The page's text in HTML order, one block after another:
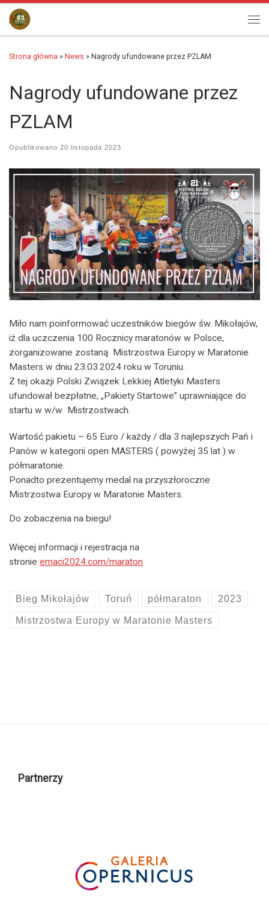
Przejdź do treści
Strona główna » News » Nagrody ufundowane przez PZLAM
Nagrody ufundowane przez
PZLAM
Opublikowano 20 listopada 2023
Miło nam poinformować uczestników biegów św. Mikołajów,
iż dla uczczenia 100 Rocznicy maratonów w Polsce,
zorganizowane zostaną Mistrzostwa Europy w Maratonie
Masters w dniu 23.03.2024 roku w Toruniu.
Z tej okazji Polski Związek Lekkiej Atletyki Masters
ufundował bezpłatne, „Pakiety Startowe” uprawniające do
startu w w/w Mistrzostwach.
Wartość pakietu – 65 Euro / każdy / dla 3 najlepszych Pań i
Panów w kategorii open MASTERS ( powyżej 35 lat ) w
półmaratonie.
Ponadto prezentujemy medal na przyszłoroczne
Mistrzostwa Europy w Maratonie Masters.
Do zobaczenia na biegu!
Więcej informacji i rejestracja na
stronie emaci2024.com/maraton
Bieg Mikołajów Toruń półmaraton 2023
Mistrzostwa Europy w Maratonie Masters
Partnerzy